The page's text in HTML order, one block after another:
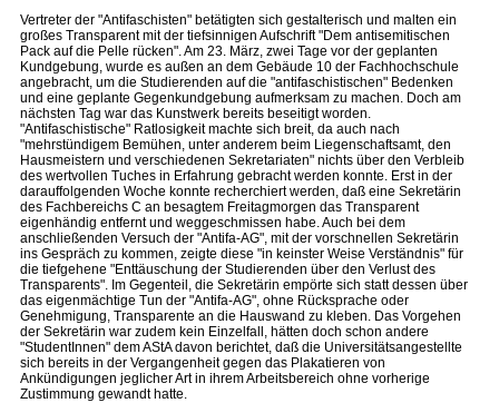
Vertreter der "Antifaschisten" betätigten sich gestalterisch und malten ein
großes Transparent mit der tiefsinnigen Aufschrift "Dem antisemitischen
Pack auf die Pelle rücken". Am 23. März, zwei Tage vor der geplanten
Kundgebung, wurde es außen an dem Gebäude 10 der Fachhochschule
angebracht, um die Studierenden auf die "antifaschistischen" Bedenken
und eine geplante Gegenkundgebung aufmerksam zu machen. Doch am
nächsten Tag war das Kunstwerk bereits beseitigt worden.
"Antifaschistische" Ratlosigkeit machte sich breit, da auch nach
"mehrstündigem Bemühen, unter anderem beim Liegenschaftsamt, den
Hausmeistern und verschiedenen Sekretariaten" nichts über den Verbleib
des wertvollen Tuches in Erfahrung gebracht werden konnte. Erst in der
darauffolgenden Woche konnte recherchiert werden, daß eine Sekretärin
des Fachbereichs C an besagtem Freitagmorgen das Transparent
eigenhändig entfernt und weggeschmissen habe. Auch bei dem
anschließenden Versuch der "Antifa-AG", mit der vorschnellen Sekretärin
ins Gespräch zu kommen, zeigte diese "in keinster Weise Verständnis" für
die tiefgehene "Enttäuschung der Studierenden über den Verlust des
Transparents". Im Gegenteil, die Sekretärin empörte sich statt dessen über
das eigenmächtige Tun der "Antifa-AG", ohne Rücksprache oder
Genehmigung, Transparente an die Hauswand zu kleben. Das Vorgehen
der Sekretärin war zudem kein Einzelfall, hätten doch schon andere
"StudentInnen" dem AStA davon berichtet, daß die Universitätsangestellte
sich bereits in der Vergangenheit gegen das Plakatieren von
Ankündigungen jeglicher Art in ihrem Arbeitsbereich ohne vorherige
Zustimmung gewandt hatte.